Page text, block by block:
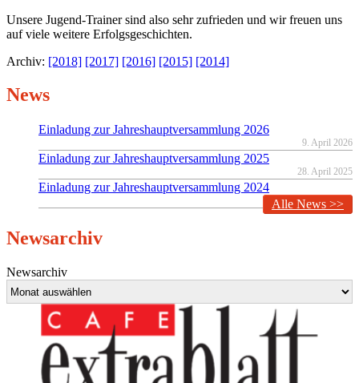
Unsere Jugend-Trainer sind also sehr zufrieden und wir freuen uns
auf viele weitere Erfolgsgeschichten.
Archiv: [2018] [2017] [2016] [2015] [2014]
News
Einladung zur Jahreshauptversammlung 2026
9. April 2026
Einladung zur Jahreshauptversammlung 2025
28. April 2025
Einladung zur Jahreshauptversammlung 2024
19. März 2024
Alle News >>
Newsarchiv
Newsarchiv